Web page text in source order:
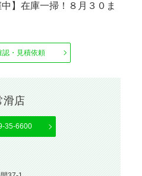
】在庫一掃！８月３０ま
認・見積依頼
滑店
35-6600